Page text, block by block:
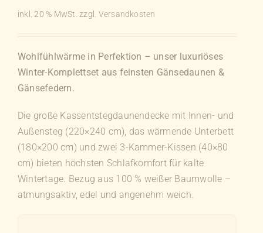
inkl. 20 % MwSt. zzgl. Versandkosten
Wohlfühlwärme in Perfektion – unser luxuriöses
Winter-Komplettset aus feinsten Gänsedaunen &
Gänsefedern.
Die große Kassentstegdaunendecke mit Innen- und
Außensteg (220×240 cm), das wärmende Unterbett
(180×200 cm) und zwei 3-Kammer-Kissen (40×80
cm) bieten höchsten Schlafkomfort für kalte
Wintertage. Bezug aus 100 % weißer Baumwolle –
atmungsaktiv, edel und angenehm weich.